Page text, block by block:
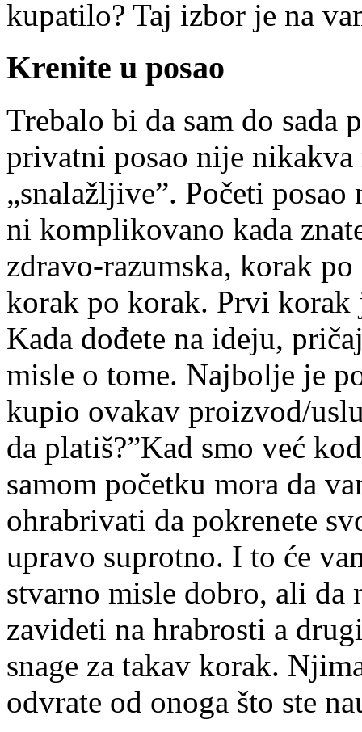
kupatilo? Taj izbor je na
Krenite u posao
Trebalo bi da sam do sada
privatni posao nije nikakva
„snalažljive”. Početi
ni komplikovano kada
zdravo-razumska, korak
korak po korak. Prvi korak
Kada dođete na ideju,
misle o tome. Najbolje je
kupio ovakav proizvod/
da platiš?”Kad smo već
samom početku mora da
ohrabrivati da pokrenete
upravo suprotno. I to će
stvarno misle dobro, ali da
zavideti na hrabrosti a
snage za takav korak.
odvrate od onoga što ste